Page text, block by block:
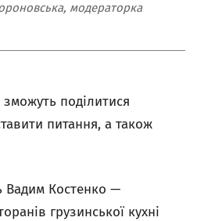
модераторка
зможуть поділитися
питання, а також
Вадим Костенко —
грузинської кухні